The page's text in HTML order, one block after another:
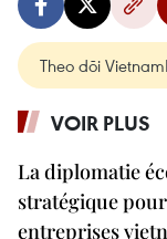
Theo dõi
VOIR PLUS
La diplomatie
stratégique
entreprises